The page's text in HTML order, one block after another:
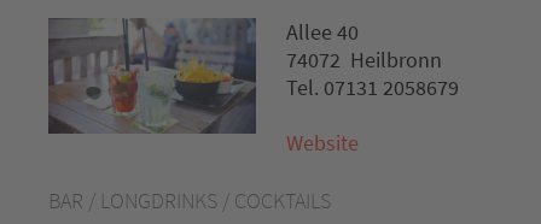
BAR / LONGDRINKS / COCKTAILS
Allee 40
74072 Heilbronn
Tel. 07131 2058679
Website